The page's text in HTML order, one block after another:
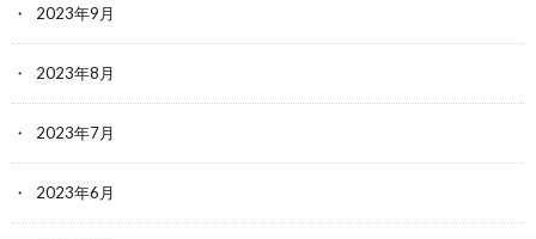
2023年9月
2023年8月
2023年7月
2023年6月